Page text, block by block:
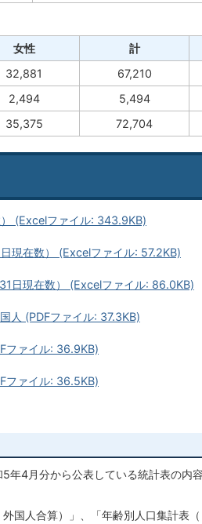
女性 計
32,881 67,210
2,494 5,494
35,375 72,704
(Excelファイル: 343.9KB)
現在数） (Excelファイル: 57.2KB)
日現在数） (Excelファイル: 86.0KB)
人 (PDFファイル: 37.3KB)
ファイル: 36.9KB)
ファイル: 36.5KB)
年4月分から公表している統計表の内
国人合算）」、「年齢別人口集計表